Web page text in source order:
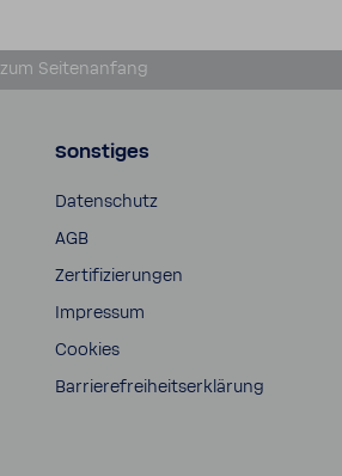
zum Seiten­an­fang
Sonstiges
Daten­schutz
AGB
Zerti­fi­zie­rungen
Impressum
Cookies
Barrie­re­frei­heits­er­klä­rung